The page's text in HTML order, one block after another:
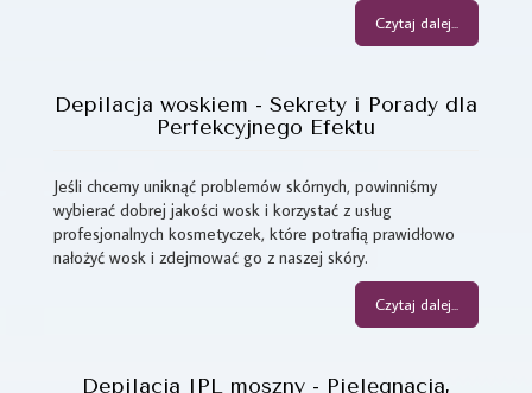
Czytaj dalej...
Depilacja woskiem - Sekrety i Porady dla
Perfekcyjnego Efektu
Jeśli chcemy uniknąć problemów skórnych, powinniśmy
wybierać dobrej jakości wosk i korzystać z usług
profesjonalnych kosmetyczek, które potrafią prawidłowo
nałożyć wosk i zdejmować go z naszej skóry.
Czytaj dalej...
Depilacja IPL moszny - Pielęgnacja,